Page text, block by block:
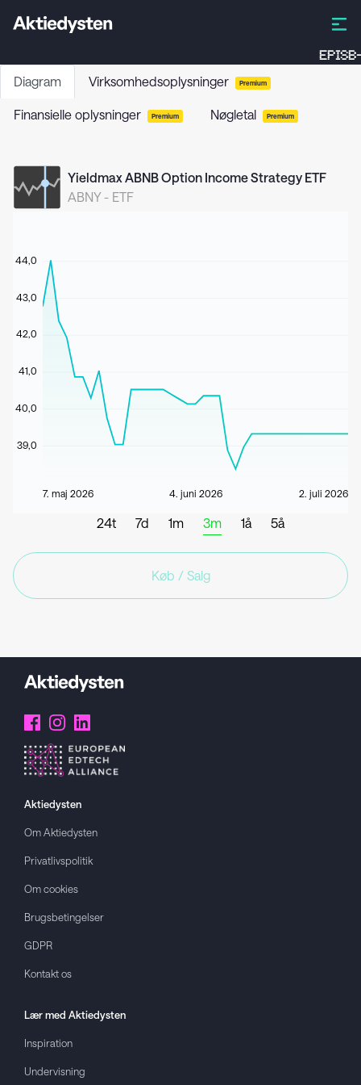
Diagram Virksomhedsoplysninger Premium
Finansielle oplysninger Premium Nøgletal Premium
Yieldmax ABNB Option Income Strategy ETF
ABNY- ETF
39,0
40,0
41,0
42,0
43,0
44,0
7. maj 2026 4. juni 2026 2. juli 2026
24t 7d 1m 3m 1å 5å
Køb / Salg
Aktiedysten
Om Aktiedysten
Privatlivspolitik
Om cookies
Brugsbetingelser
GDPR
Kontakt os
Lær med Aktiedysten
Inspiration
Undervisning